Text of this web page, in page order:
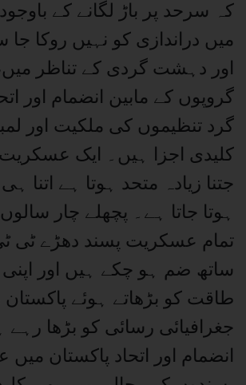
کہ سرحد پر باڑ لگانے کے
میں دراندازی کو نہیں روکا
اور دہشت گردی کے تناظر
گروپوں کے مابین انضمام اور
گرد تنظیموں کی ملکیت اور
کلیدی اجزا ہیں۔ ایک
جتنا زیادہ متحد ہوتا ہے اتنا
ہوتا جاتا ہے۔ پچھلے چار سالوں
تمام عسکریت پسند دھڑے ٹی
ساتھ ضم ہو چکے ہیں اور اپنی
طاقت کو بڑھاتے ہوئے پاکستان
جغرافیائی رسائی کو بڑھا رہے
انضمام اور اتحاد پاکستان